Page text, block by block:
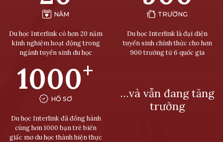
NĂM
Du học Interlink có hơn 20 năm
kinh nghiệm hoạt động trong
ngành tuyển sinh du học
TRƯỜNG
Du học Interlink là đại diện
tuyển sinh chính thức cho hơn
900 trường từ 6 quốc gia
1000+
HỒ SƠ
Du học Interlink đã đồng hành
cùng hơn 1000 bạn trẻ biến
giấc mơ du học thành hiện thực
…và vẫn đang tăng
trưởng